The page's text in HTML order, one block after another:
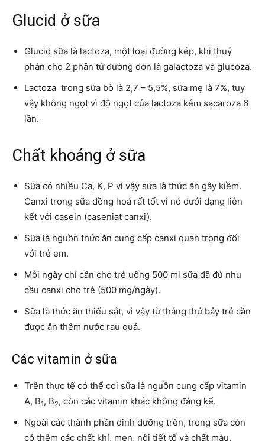
Glucid ở sữa
Glucid sữa là lactoza, một loại đường kép, khi thuỷ
phân cho 2 phân tử đường đơn là galactoza và glucoza.
Lactoza trong sữa bò là 2,7 – 5,5%, sữa mẹ là 7%, tuy
vậy không ngọt vì độ ngọt của lactoza kém sacaroza 6
lần.
Chất khoáng ở sữa
Sữa có nhiều Ca, K, P vì vậy sữa là thức ăn gây kiềm.
Canxi trong sữa đồng hoá rất tốt vì nó dưới dạng liên
kết với casein (caseniat canxi).
Sữa là nguồn thức ăn cung cấp canxi quan trọng đối
với trẻ em.
Mỗi ngày chỉ cần cho trẻ uống 500 ml sữa đã đủ nhu
cầu canxi cho trẻ (500 mg/ngày).
Sữa là thức ăn thiếu sắt, vì vậy từ tháng thứ bảy trẻ cần
được ăn thêm nước rau quả.
Các vitamin ở sữa
Trên thực tế có thể coi sữa là nguồn cung cấp vitamin
A, B1, B­2, còn các vitamin khác không đáng kể.
Ngoài các thành phần dinh dưỡng trên, trong sữa còn
có thêm các chất khí, men, nội tiết tố và chất màu.